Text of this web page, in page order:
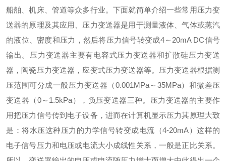
船舶、机床、管道等众多行业。下面就简单介绍一些常用压力变
送器的原理及其应用、压力变送器是用于测量液体、气体或蒸汽
的液位、密度和压力，然后将压力信号转变成4～ 20mA DC信号
输出。 压力变送器主要有电容式压力变送器和扩散硅压力变送
器，陶瓷压力变送器，应变式压力变送器等。压力变送器根据测
压范围可分成一般压力变送器（0.001MPa～ 35MPa）和微差压
变送器（0～ 1.5kPa），负压变送器三种。 压力变送器的主要作
用把压力信号传到电子设备，进而在计算机显示压力其原理大致
是：将水压这种压力的力学信号转变成电流（4-20mA）这样的
电子信号压力和电压或电流大小成线性关系，一般是正比关系。